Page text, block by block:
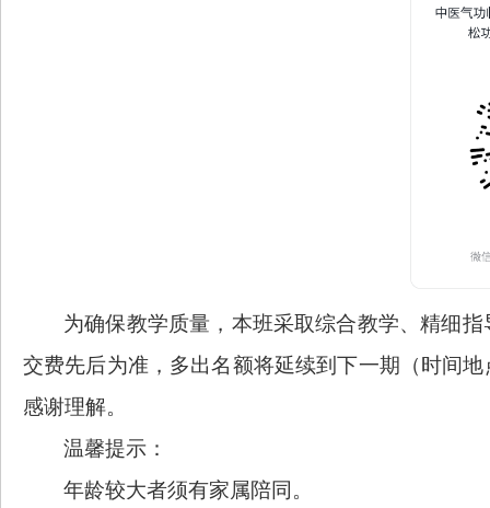
为确保教学质量，本班采取综合教学、精细
交费先后为准，多出名额将延续到下一期（时间
感谢理解。
温馨提示：
年龄较大者须有家属陪同。